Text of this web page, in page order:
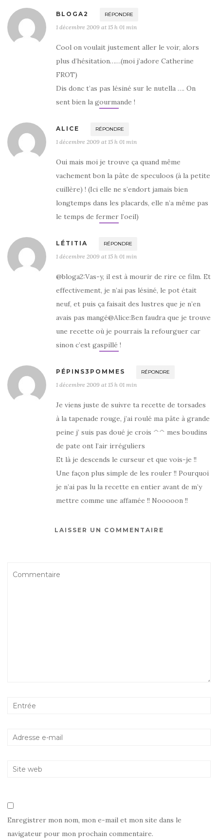
BLOGA2 RÉPONDRE
1 décembre 2009 at 15 h 01 min
Cool on voulait justement aller le voir, alors
plus d’hésitation……(moi j’adore Catherine
FROT)
Dis donc t’as pas lésiné sur le nutella …. On
sent bien la gourmande !
ALICE RÉPONDRE
1 décembre 2009 at 15 h 01 min
Oui mais moi je trouve ça quand même
vachement bon la pâte de speculoos (à la petite
cuillère) ! (Ici elle ne s’endort jamais bien
longtemps dans les placards, elle n’a même pas
le temps de fermer l’oeil)
LÉTITIA RÉPONDRE
1 décembre 2009 at 15 h 01 min
@bloga2:Vas-y, il est à mourir de rire ce film. Et
effectivement, je n’ai pas lésiné, le pot était
neuf, et puis ça faisait des lustres que je n’en
avais pas mangé@Alice:Ben faudra que je trouve
une recette où je pourrais la refourguer car
sinon c’est gaspillé !
PÉPINS3POMMES RÉPONDRE
1 décembre 2009 at 15 h 01 min
Je viens juste de suivre ta recette de torsades
à la tapenade rouge, j’ai roulé ma pâte à grande
peine j’ suis pas doué je crois ^^ mes boudins
de pate ont l’air irréguliers
Et là je descends le curseur et que vois-je !!
Une façon plus simple de les rouler !! Pourquoi
je n’ai pas lu la recette en entier avant de m’y
mettre comme une affamée !! Nooooon !!
LAISSER UN COMMENTAIRE
Enregistrer mon nom, mon e-mail et mon site dans le
navigateur pour mon prochain commentaire.